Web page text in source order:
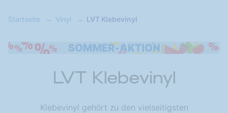
Startseite Vinyl LVT Klebevinyl
LVT Klebevinyl
Klebevinyl gehört zu den vielseitigsten